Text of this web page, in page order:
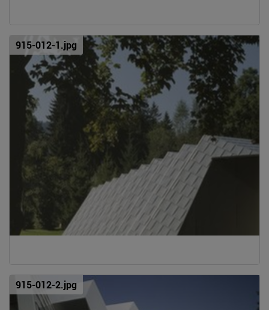
915-012-1.jpg
915-012-2.jpg